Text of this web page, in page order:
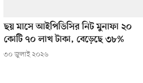
ছয় মাসে আইপিডিসির নিট মুনাফা ২০
কোটি ৭০ লাখ টাকা, বেড়েছে ৩৮%
৩০ জুলাই ২০২৬